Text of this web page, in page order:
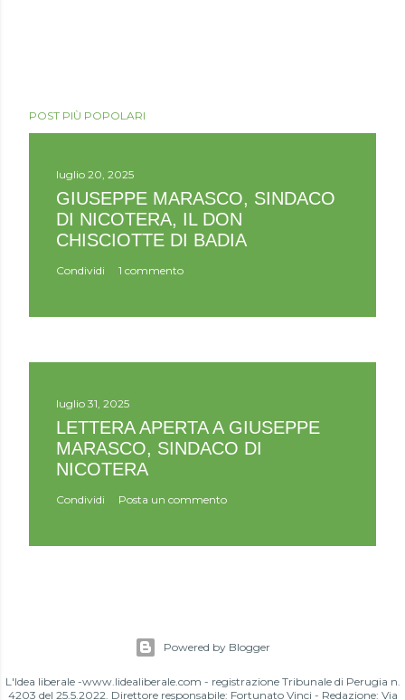
POST PIÙ POPOLARI
luglio 20, 2025
GIUSEPPE MARASCO, SINDACO
DI NICOTERA, IL DON
CHISCIOTTE DI BADIA
Condividi 1 commento
luglio 31, 2025
LETTERA APERTA A GIUSEPPE
MARASCO, SINDACO DI
NICOTERA
Condividi Posta un commento
Powered by Blogger
L'Idea liberale -www.lidealiberale.com - registrazione Tribunale di Perugia n.
4203 del 25.5.2022. Direttore responsabile: Fortunato Vinci - Redazione: Via